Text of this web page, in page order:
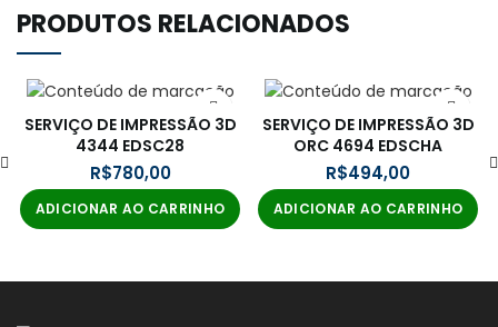
PRODUTOS RELACIONADOS
SERVIÇO DE IMPRESSÃO 3D
4344 EDSC28
R$
ADICIONAR AO CARRINHO
SERVIÇO DE IMPRESSÃO 3D
ORC 4694 EDSCHA
R$
ADICIONAR AO CARRINHO